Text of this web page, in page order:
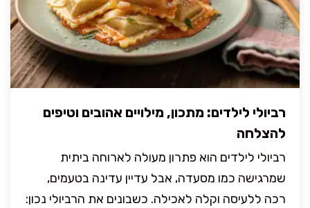
רביולי לילדים: מתכון, מילויים אהובים וטיפים
להצלחה
רביולי לילדים הוא פתרון מעולה לארוחה ביתית
שמרגישה כמו מסעדה, אבל עדיין עדינה בטעמים,
רכה ללעיסה וקלה לאכילה. כשבונים את הרביולי נכון: